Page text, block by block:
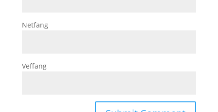
Netfang
Veffang